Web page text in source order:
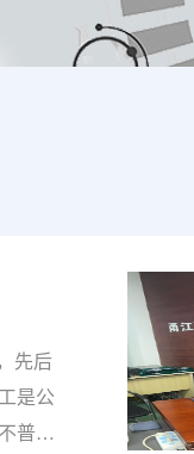
先后
是公
普